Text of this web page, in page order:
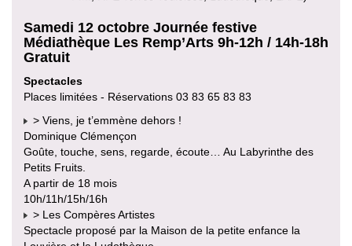
Samedi 12 octobre Journée festive
Médiathèque Les Remp’Arts 9h-12h / 14h-18h
Gratuit
Spectacles
Places limitées - Réservations 03 83 65 83 83
> Viens, je t’emmène dehors !
Dominique Clémençon
Goûte, touche, sens, regarde, écoute… Au Labyrinthe des
Petits Fruits.
A partir de 18 mois
10h/11h/15h/16h
> Les Compères Artistes
Spectacle proposé par la Maison de la petite enfance la